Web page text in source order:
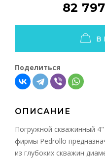
82 797
В
Поделиться
ОПИСАНИЕ
Погружной скважинный 4"
фирмы Pedrollo
из глубоких скважин